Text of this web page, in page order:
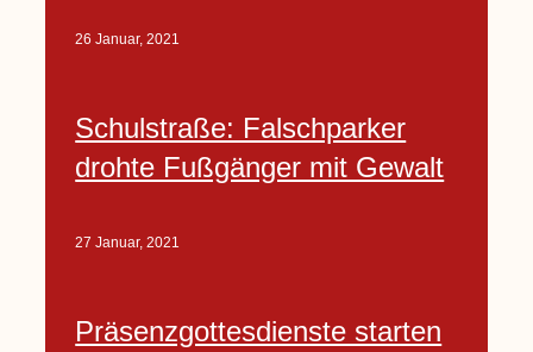
26 Januar, 2021
Schulstraße: Falschparker
drohte Fußgänger mit Gewalt
27 Januar, 2021
Präsenzgottesdienste starten